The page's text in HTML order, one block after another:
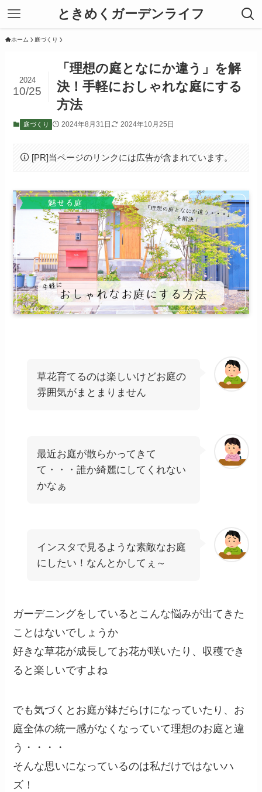
ときめくガーデンライフ
ホーム 庭づくり
「理想の庭となにか違う」を解
決！手軽におしゃれな庭にする
方法
2024
10/25
庭づくり 2024年8月31日 2024年10月25日
[PR]当ページのリンクには広告が含まれています。
草花育てるのは楽しいけどお庭の
雰囲気がまとまりません
最近お庭が散らかってきて
て・・・誰か綺麗にしてくれない
かなぁ
インスタで見るような素敵なお庭
にしたい！なんとかしてぇ～
ガーデニングをしているとこんな悩みが出てきた
ことはないでしょうか
好きな草花が成長してお花が咲いたり、収穫でき
ると楽しいですよね
でも気づくとお庭が鉢だらけになっていたり、お
庭全体の統一感がなくなっていて理想のお庭と違
う・・・・
そんな思いになっているのは私だけではないハ
ズ！